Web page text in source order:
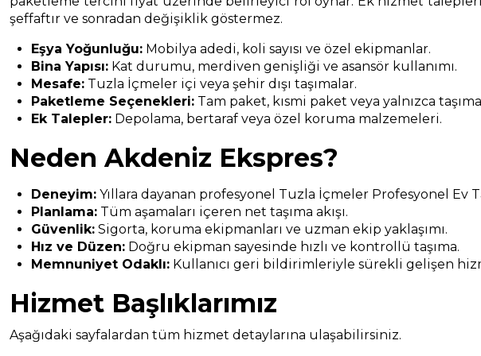
şeffaftır ve sonradan değişiklik göstermez.
Eşya Yoğunluğu: Mobilya adedi, koli sayısı ve özel ekipmanlar.
Bina Yapısı: Kat durumu, merdiven genişliği ve asansör kullanımı.
Mesafe: Tuzla İçmeler içi veya şehir dışı taşımalar.
Paketleme Seçenekleri: Tam paket, kısmi paket veya yalnızca
Ek Talepler: Depolama, bertaraf veya özel koruma malzemeleri.
Neden Akdeniz Ekspres?
Deneyim: Yıllara dayanan profesyonel Tuzla İçmeler Profesyonel Ev
Planlama: Tüm aşamaları içeren net taşıma akışı.
Güvenlik: Sigorta, koruma ekipmanları ve uzman ekip yaklaşımı.
Hız ve Düzen: Doğru ekipman sayesinde hızlı ve kontrollü taşıma.
Memnuniyet Odaklı: Kullanıcı geri bildirimleriyle sürekli gelişen
Hizmet Başlıklarımız
Aşağıdaki sayfalardan tüm hizmet detaylarına ulaşabilirsiniz.